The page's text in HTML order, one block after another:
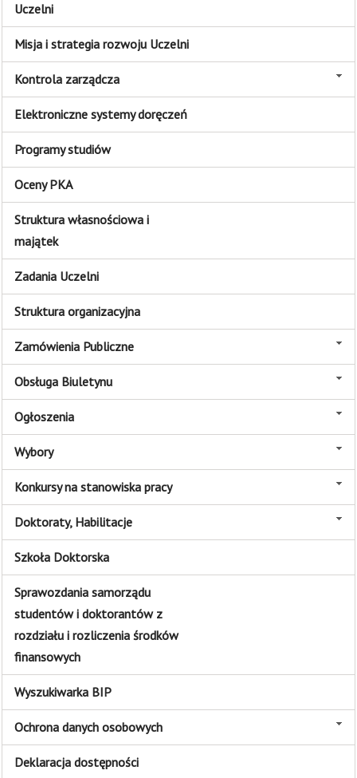
Uczelni
Misja i strategia rozwoju Uczelni
Kontrola zarządcza
Elektroniczne systemy doręczeń
Programy studiów
Oceny PKA
Struktura własnościowa i
majątek
Zadania Uczelni
Struktura organizacyjna
Zamówienia Publiczne
Obsługa Biuletynu
Ogłoszenia
Wybory
Konkursy na stanowiska pracy
Doktoraty, Habilitacje
Szkoła Doktorska
Sprawozdania samorządu
studentów i doktorantów z
rozdziału i rozliczenia środków
finansowych
Wyszukiwarka BIP
Ochrona danych osobowych
Deklaracja dostępności